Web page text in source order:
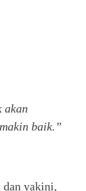
akan
baik.”
dan yakini,